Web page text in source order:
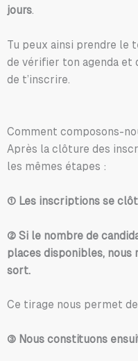
jours.
Tu peux ainsi prendre le
de vérifier ton agenda et
de t’inscrire.
Comment composons-
Après la clôture des
les mêmes étapes :
① Les inscriptions se
② Si le nombre de
places disponibles, nous
sort.
Ce tirage nous permet
③ Nous constituons